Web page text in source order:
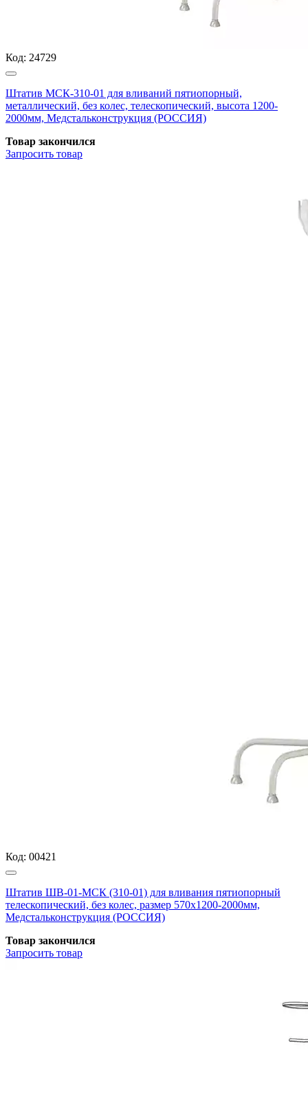
Код: 24729
Штатив МСК-310-01 для вливаний пятиопорный,
металлический, без колес, телескопический, высота 1200-
2000мм, Медстальконструкция (РОССИЯ)
Товар закончился
Запросить товар
Код: 00421
Штатив ШВ-01-МСК (310-01) для вливания пятиопорный
телескопический, без колес, размер 570х1200-2000мм,
Медстальконструкция (РОССИЯ)
Товар закончился
Запросить товар